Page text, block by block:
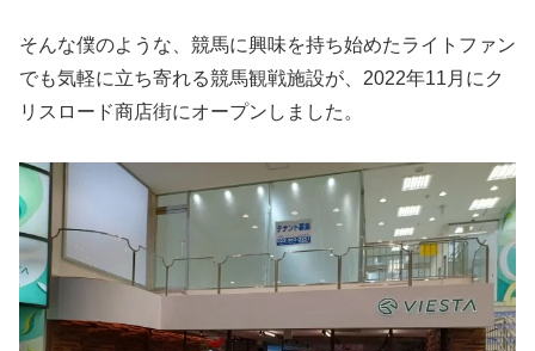
そんな僕のような、競馬に興味を持ち始めたライトファン
でも気軽に立ち寄れる競馬観戦施設が、2022年11月にク
リスロード商店街にオープンしました。